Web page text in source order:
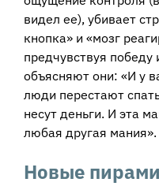
видел ее), убивает
кнопка» и «мозг
предчувствуя
объясняют они: «И у
люди перестают
несут деньги. И эта
любая другая мания».
Новые